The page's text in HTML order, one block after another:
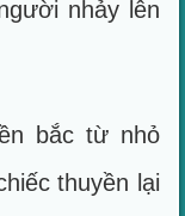
nhảy lên
bắc từ nhỏ
thuyền lại